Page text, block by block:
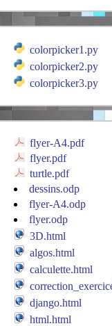
colorpicker1.py
colorpicker2.py
colorpicker3.py
flyer-A4.pdf
flyer.pdf
turtle.pdf
dessins.odp
flyer-A4.odp
flyer.odp
3D.html
algos.html
calculette.html
django.html
html.html